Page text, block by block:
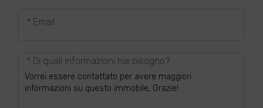
* Email
* Di quali informazioni hai bisogno?